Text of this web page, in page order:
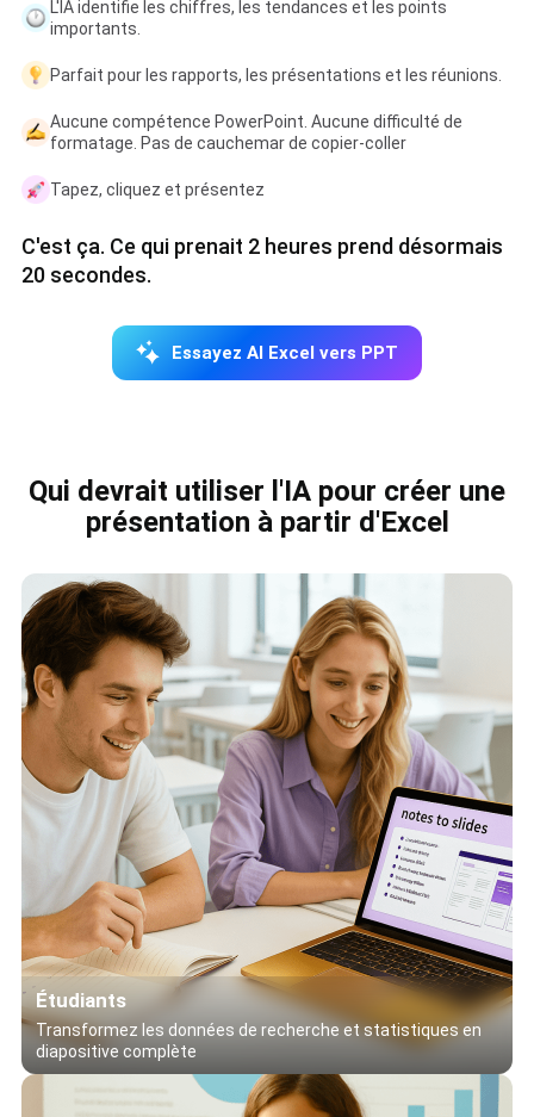
L'IA identifie les chiffres, les tendances et les points
importants.
Parfait pour les rapports, les présentations et les réunions.
Aucune compétence PowerPoint. Aucune difficulté de
formatage. Pas de cauchemar de copier-coller
Tapez, cliquez et présentez
C'est ça. Ce qui prenait 2 heures prend désormais
20 secondes.
Essayez AI Excel vers PPT
Qui devrait utiliser l'IA pour créer une
présentation à partir d'Excel
Étudiants
Transformez les données de recherche et statistiques en
diapositive complète